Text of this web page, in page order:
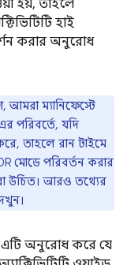
হয়, তাহলে
হাই
করার অনুরোধ
আমরা ম্যানিফেস্টে
পরিবর্তে, যদি
তাহলে রান টাইমে
মোডে পরিবর্তন করার
উচিত। আরও তথ্যের
অনুরোধ করে যে